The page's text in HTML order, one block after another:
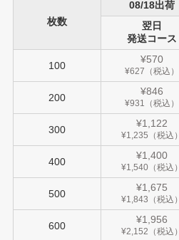
枚数
08/18出荷
翌日
発送コース
100
¥570
¥627（税込）
200
¥846
¥931（税込）
300
¥1,122
¥1,235（税込）
400
¥1,400
¥1,540（税込）
500
¥1,675
¥1,843（税込）
600
¥1,956
¥2,152（税込）